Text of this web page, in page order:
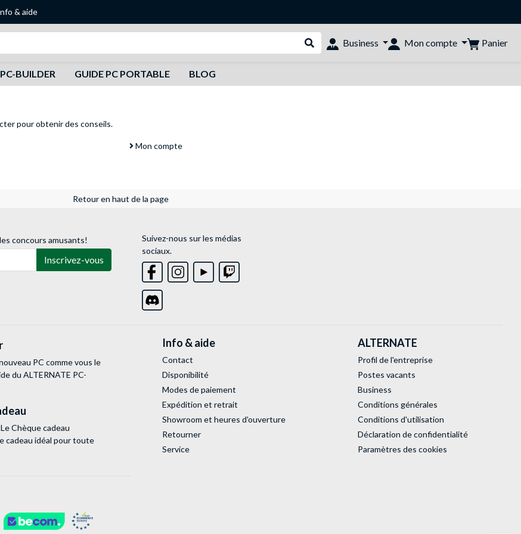
& aide
Rechercher dans le shop
Business Mon compte Panier
PC-BUILDER GUIDE PC PORTABLE BLOG
pour obtenir des conseils.
Mon compte
Retour en haut de la page
concours amusants!
Inscrivez-vous
Suivez-nous sur les médias
sociaux.
PC comme vous le
du ALTERNATE PC-
Chèque cadeau
cadeau idéal pour toute
Info & aide
Contact
Disponibilité
Modes de paiement
Expédition et retrait
Showroom et heures d'ouverture
Retourner
Service
ALTERNATE
Profil de l'entreprise
Postes vacants
Business
Conditions générales
Conditions d'utilisation
Déclaration de confidentialité
Paramètres des cookies